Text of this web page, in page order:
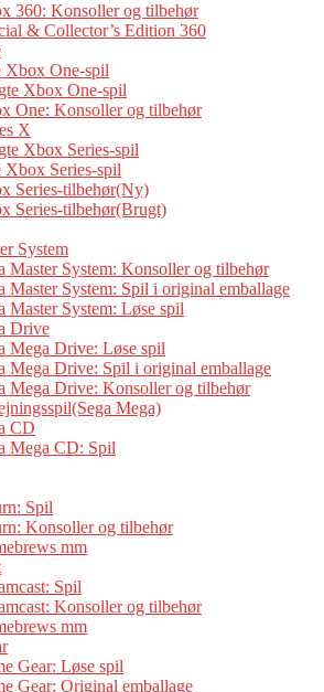
360: Konsoller og tilbehør
& Collector’s Edition 360
Xbox One-spil
Xbox One-spil
One: Konsoller og tilbehør
X
Xbox Series-spil
Xbox Series-spil
Series-tilbehør(Ny)
Series-tilbehør(Brugt)
System
Master System: Konsoller og tilbehør
Master System: Spil i original emballage
Master System: Løse spil
Drive
Mega Drive: Løse spil
Mega Drive: Spil i original emballage
Mega Drive: Konsoller og tilbehør
Mega)
CD
Mega CD: Spil
Spil
Konsoller og tilbehør
mm
Spil
Konsoller og tilbehør
mm
Gear: Løse spil
Gear: Original emballage